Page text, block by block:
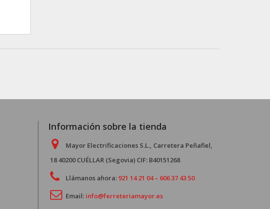
Información sobre la tienda
Mayor Electrificaciones S.L., Carretera Peñafiel,
18 40200 CUÉLLAR (Segovia) CIF: B40151268
Llámanos ahora: 921 14 21 04 – 606 37 43 50
Email: info@ferreteriamayor.es